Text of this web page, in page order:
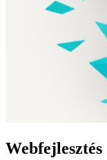
Webfejlesztés